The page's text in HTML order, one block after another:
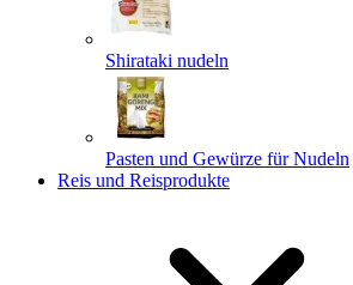
Shirataki nudeln
Pasten und Gewürze für Nudeln
Reis und Reisprodukte